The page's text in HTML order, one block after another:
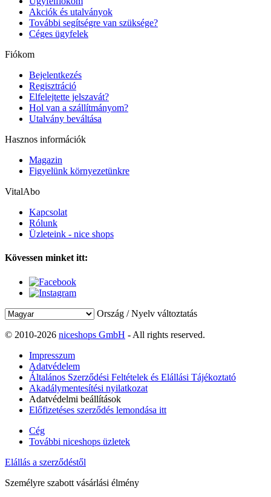
Akciók és utalványok
További segítségre van szüksége?
Céges ügyfelek
Fiókom
Bejelentkezés
Regisztráció
Elfelejtette jelszavát?
Hol van a szállítmányom?
Utalvány beváltása
Hasznos információk
Magazin
Figyelünk környezetünkre
VitalAbo
Kapcsolat
Rólunk
Üzleteink - nice shops
Kövessen minket itt:
Ország / Nyelv változtatás
© 2010-2026 niceshops GmbH - All rights reserved.
Impresszum
Adatvédelem
Általános Szerződési Feltételek és Elállási Tájékoztató
Akadálymentesítési nyilatkozat
Adatvédelmi beállítások
Előfizetéses szerződés lemondása itt
Cég
További niceshops üzletek
Elállás a szerződéstől
Személyre szabott vásárlási élmény